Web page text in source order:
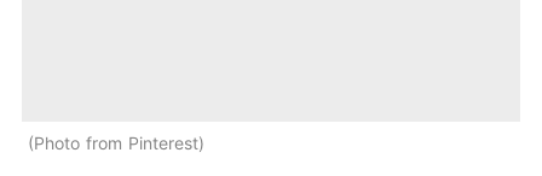
Photo from Pinterest